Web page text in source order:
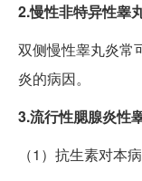
2.慢性非特异性睾
双侧慢性睾丸炎常
炎的病因。
3.流行性腮腺炎性
（1）抗生素对本